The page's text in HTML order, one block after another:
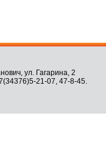
ул. Гагарина, 2
21-07, 47-8-45.